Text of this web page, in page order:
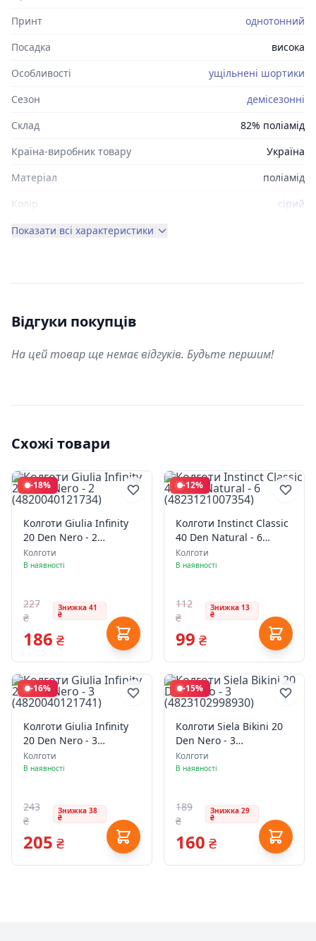
Принт
однотонний
Посадка
висока
Особливості
ущільнені шортики
Сезон
демісезонні
Склад
82% поліамід
Країна-виробник товару
Україна
Матеріал
поліамід
Колір
сірий
Показати всі характеристики
Відгуки покупців
На цей товар ще немає відгуків. Будьте першим!
Схожі товари
-18%
Колготи Giulia Infinity
20 Den Nero - 2
(4820040121734)
Колготи
В наявності
227
₴
Знижка 41
₴
186 ₴
-12%
Колготи Instinct Classic
40 Den Natural - 6
(4823121007354)
Колготи
В наявності
112
₴
Знижка 13
₴
99 ₴
-16%
Колготи Giulia Infinity
20 Den Nero - 3
(4820040121741)
Колготи
В наявності
243
₴
Знижка 38
₴
205 ₴
-15%
Колготи Siela Bikini 20
Den Nero - 3
(4823102998930)
Колготи
В наявності
189
₴
Знижка 29
₴
160 ₴